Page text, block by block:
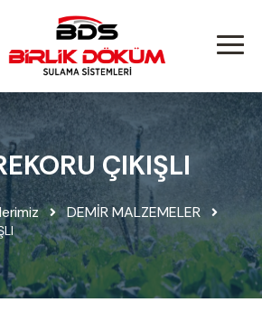
ÇIKIŞLI
DEMİR MALZEMELER